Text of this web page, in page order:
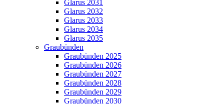
Glarus 2031
Glarus 2032
Glarus 2033
Glarus 2034
Glarus 2035
Graubünden
Graubünden 2025
Graubünden 2026
Graubünden 2027
Graubünden 2028
Graubünden 2029
Graubünden 2030